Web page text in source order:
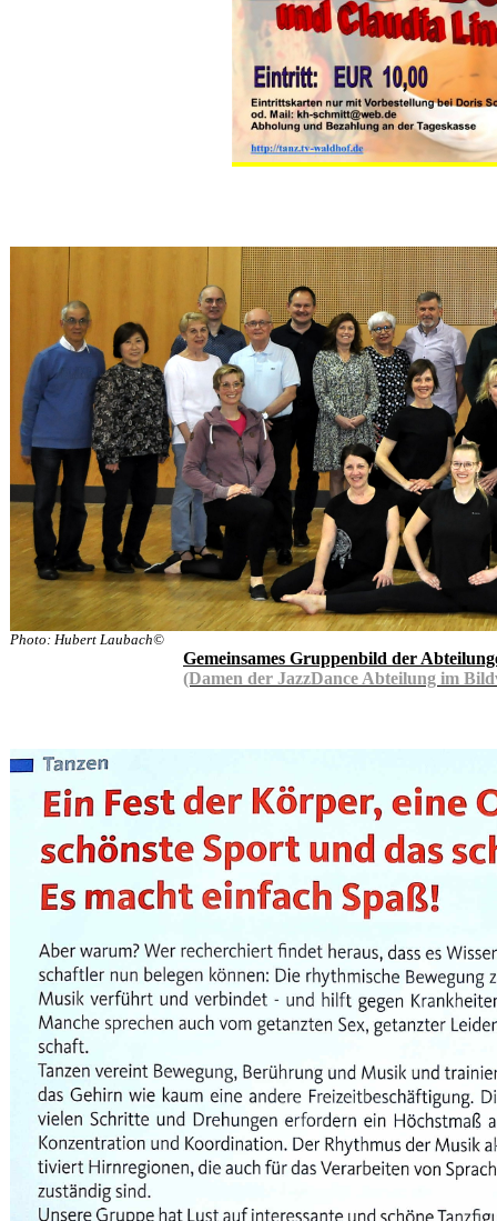
Photo: Hubert Laubach©
Gemeinsames Gruppenbild der
(Damen der JazzDance Abteilung im